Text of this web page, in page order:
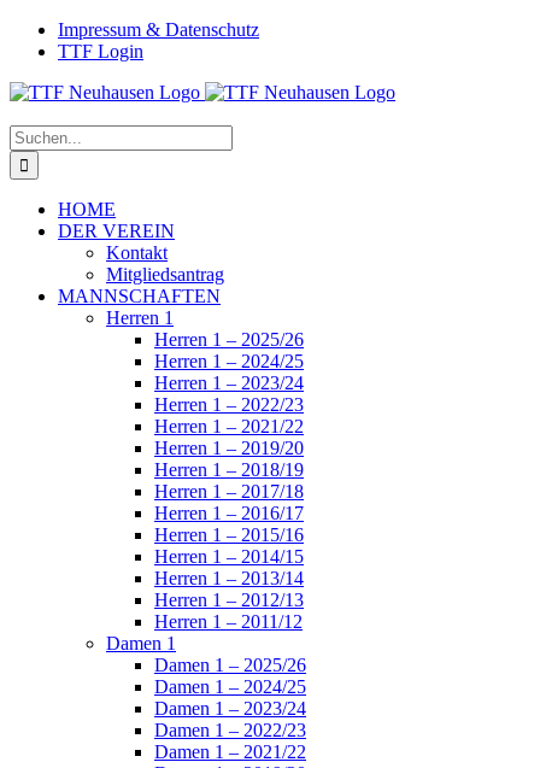
Zum
Inhalt
Facebook
InstagramImpressum & Datenschutz
TTF Login
Suche
nach:
HOME
DER VEREIN
Kontakt
Mitgliedsantrag
MANNSCHAFTEN
Herren 1
Herren 1 – 2025/26
Herren 1 – 2024/25
Herren 1 – 2023/24
Herren 1 – 2022/23
Herren 1 – 2021/22
Herren 1 – 2019/20
Herren 1 – 2018/19
Herren 1 – 2017/18
Herren 1 – 2016/17
Herren 1 – 2015/16
Herren 1 – 2014/15
Herren 1 – 2013/14
Herren 1 – 2012/13
Herren 1 – 2011/12
Damen 1
Damen 1 – 2025/26
Damen 1 – 2024/25
Damen 1 – 2023/24
Damen 1 – 2022/23
Damen 1 – 2021/22